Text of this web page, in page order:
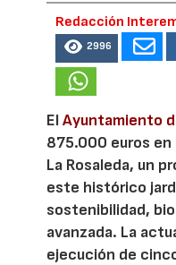
Redacción
2996
ElAyuntamiento
875.000 euros
La Rosaleda, un
este histórico
sostenibilidad,
avanzada. La
ejecución de